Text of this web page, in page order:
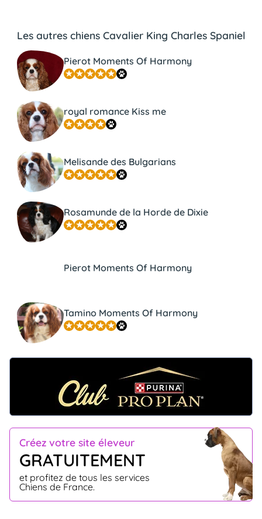
Créez votre site éleveur
GRATUITEMENT
et profitez de tous les services
Chiens de France.
Les autres chiens Cavalier King Charles Spaniel
Pierot Moments Of Harmony
royal romance Kiss me
Melisande des Bulgarians
Rosamunde de la Horde de Dixie
Pierot Moments Of Harmony
Tamino Moments Of Harmony